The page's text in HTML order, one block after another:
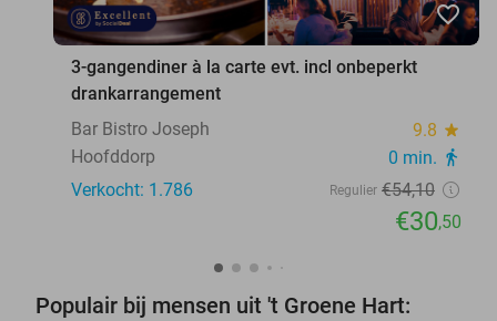
favorite_border
3-gangendiner à la carte evt. incl onbeperkt
drankarrangement
Bar Bistro Joseph
9.8 star
Hoofddorp 0 min. directions_walk
Verkocht: 1.786 Regulier €54,10
€30,50
Populair bij mensen uit 't Groene Hart: